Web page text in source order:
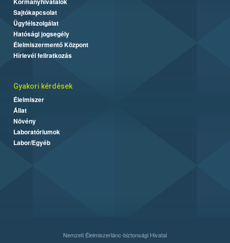
Sajtókapcsolat
Ügyfélszolgálat
Hatósági jogsegély
Élelmiszermentő Központ
Hírlevél feliratkozás
Gyakori kérdések
Élelmiszer
Állat
Növény
Laboratóriumok
Labor/Egyéb
Nemzeti Élelmiszerlánc-biztonsági Hivatal